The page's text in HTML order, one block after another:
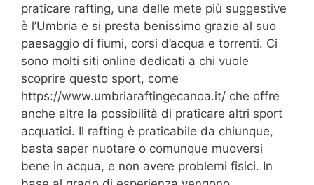
praticare rafting, una delle mete più suggestive
è l’Umbria e si presta benissimo grazie al suo
paesaggio di fiumi, corsi d’acqua e torrenti. Ci
sono molti siti online dedicati a chi vuole
scoprire questo sport, come
https://www.umbriaraftingecanoa.it/ che offre
anche altre la possibilità di praticare altri sport
acquatici. Il rafting è praticabile da chiunque,
basta saper nuotare o comunque muoversi
bene in acqua, e non avere problemi fisici. In